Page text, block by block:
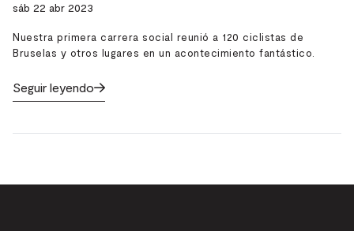
sáb 22 abr 2023
Nuestra primera carrera social reunió a 120 ciclistas de
Bruselas y otros lugares en un acontecimiento fantástico.
Seguir leyendo